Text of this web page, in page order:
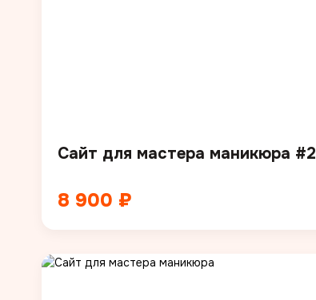
Сайт для мастера маникюра #2
8 900 ₽